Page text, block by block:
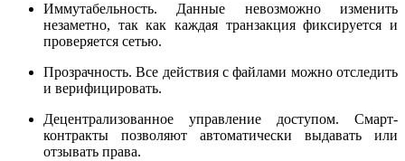
Иммутабельность. Данные невозможно изменить
незаметно, так как каждая транзакция фиксируется и
проверяется сетью.
Прозрачность. Все действия с файлами можно отследить
и верифицировать.
Децентрализованное управление доступом. Смарт-
контракты позволяют автоматически выдавать или
отзывать права.